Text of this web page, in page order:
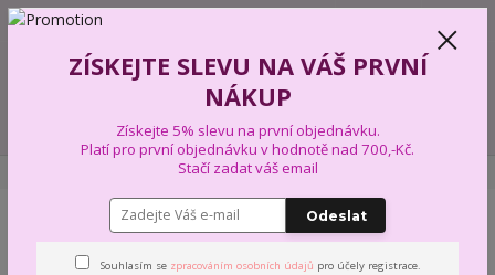
+420 739 574 103
0,00 Kč
BETYNKA TŘPYTIVÁ
TŘPYTIVÁ
ZÍSKEJTE SLEVU NA VÁŠ PRVNÍ
NÁKUP
Získejte 5% slevu na první objednávku.
Platí pro první objednávku v hodnotě nad 700,-Kč.
Stačí zadat váš email
Odeslat
Souhlasím se zpracováním osobních údajů pro účely registrace.